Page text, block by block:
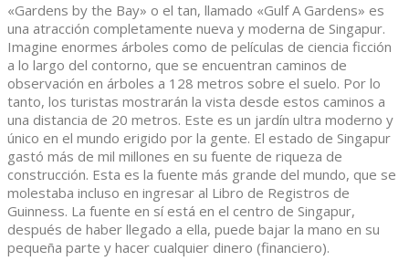
«Gardens by the Bay» o el tan, llamado «Gulf A Gardens» es
una atracción completamente nueva y moderna de Singapur.
Imagine enormes árboles como de películas de ciencia ficción
a lo largo del contorno, que se encuentran caminos de
observación en árboles a 128 metros sobre el suelo. Por lo
tanto, los turistas mostrarán la vista desde estos caminos a
una distancia de 20 metros. Este es un jardín ultra moderno y
único en el mundo erigido por la gente. El estado de Singapur
gastó más de mil millones en su fuente de riqueza de
construcción. Esta es la fuente más grande del mundo, que se
molestaba incluso en ingresar al Libro de Registros de
Guinness. La fuente en sí está en el centro de Singapur,
después de haber llegado a ella, puede bajar la mano en su
pequeña parte y hacer cualquier dinero (financiero).